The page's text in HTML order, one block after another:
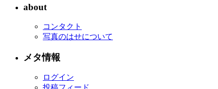
about
コンタクト
写真のはせについて
メタ情報
ログイン